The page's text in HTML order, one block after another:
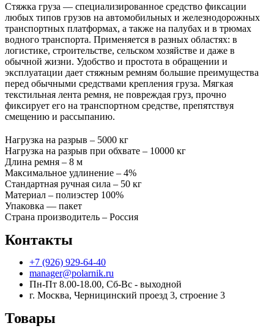
Стяжка груза — специализированное средство фиксации
любых типов грузов на автомобильных и железнодорожных
транспортных платформах, а также на палубах и в трюмах
водного транспорта. Применяется в разных областях: в
логистике, строительстве, сельском хозяйстве и даже в
обычной жизни. Удобство и простота в обращении и
эксплуатации дает стяжным ремням большие преимущества
перед обычными средствами крепления груза. Мягкая
текстильная лента ремня, не повреждая груз, прочно
фиксирует его на транспортном средстве, препятствуя
смещению и рассыпанию.
Нагрузка на разрыв – 5000 кг
Нагрузка на разрыв при обхвате – 10000 кг
Длина ремня – 8 м
Максимальное удлинение – 4%
Стандартная ручная сила – 50 кг
Материал – полиэстер 100%
Упаковка — пакет
Страна производитель – Россия
Контакты
+7 (926) 929-64-40
manager@polarnik.ru
Пн-Пт 8.00-18.00, Сб-Вс - выходной
г. Москва, Черницинский проезд 3, строение 3
Товары